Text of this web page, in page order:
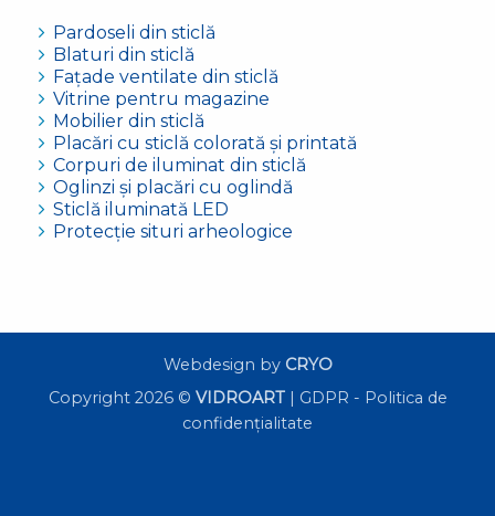
Pardoseli din sticlă
Blaturi din sticlă
Fațade ventilate din sticlă
Vitrine pentru magazine
Mobilier din sticlă
Placări cu sticlă colorată și printată
Corpuri de iluminat din sticlă
Oglinzi și placări cu oglindă
Sticlă iluminată LED
Protecție situri arheologice
Webdesign by CRYO
Copyright 2026 © VIDROART| GDPR - Politica de
confidențialitate